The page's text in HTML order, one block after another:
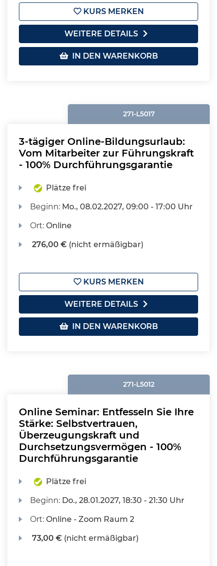
KURS MERKEN
WEITERE DETAILS
IN DEN WARENKORB
271-L5017
3-tägiger Online-Bildungsurlaub:
Vom Mitarbeiter zur Führungskraft
- 100% Durchführungsgarantie
Plätze frei
Beginn: Mo., 08.02.2027, 09:00 - 17:00 Uhr
Ort:Online
276,00 € (nicht ermäßigbar)
KURS MERKEN
WEITERE DETAILS
IN DEN WARENKORB
271-L5012
Online Seminar: Entfesseln Sie Ihre
Stärke: Selbstvertrauen,
Überzeugungskraft und
Durchsetzungsvermögen - 100%
Durchführungsgarantie
Plätze frei
Beginn: Do., 28.01.2027, 18:30 - 21:30 Uhr
Ort:Online - Zoom Raum 2
73,00 € (nicht ermäßigbar)